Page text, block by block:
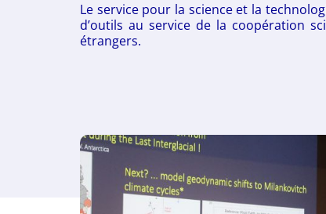
Le service pour la science et la
d’outils au service de la coopération
étrangers.